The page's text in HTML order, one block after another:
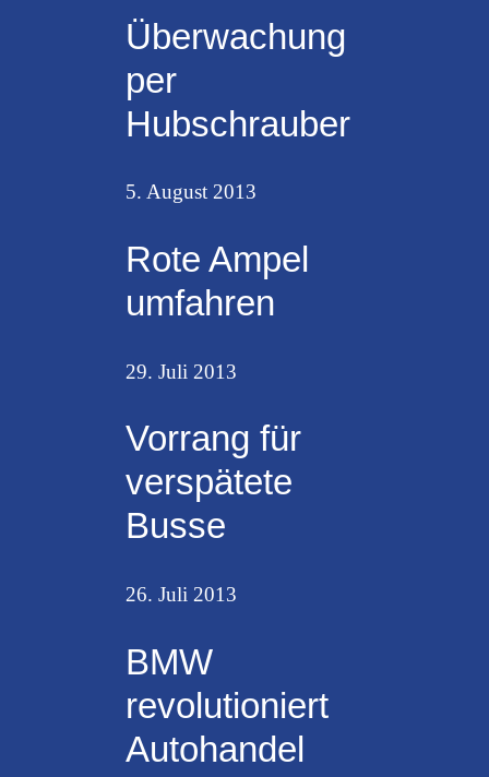
Überwachung
per
Hubschrauber
5. August 2013
Rote Ampel
umfahren
29. Juli 2013
Vorrang für
verspätete
Busse
26. Juli 2013
BMW
revolutioniert
Autohandel